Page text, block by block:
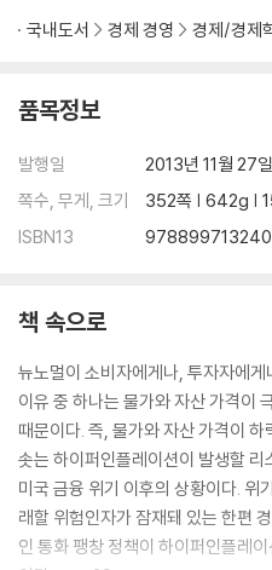
뉴노멀, 풀리지 않는 불균형
부익부 빈인빈, 경제적 불평등의 심화
개방에서 다시 보호주의로
잘못 알고 있는 경제 상식 7
가입하든 수익률도 같을까 / 5 역외
특약, 써먹으면 안 되는 이유
포스트 위기 시대의 투자 노하우 8
1 주식과 펀드, 어떻게 다를까 / 2 펀
케어하라 / 3 손실 난 펀드, 증여하
어렵지 않다 / 5 ‘안전 자산’ 채권에
을 떠라 / 7 기업의 수익성과 자금
국내도서 경제 경영 경제/경제
품목정보
발행일
2013년 11월 27일
쪽수, 무게, 크기
352쪽 | 642g |
ISBN13
책 속으로
뉴노멀이 소비자에게나, 투자자에
이유 중 하나는 물가와 자산 가격이
때문이다. 즉, 물가와 자산 가격이
솟는 하이퍼인플레이션이 발생할
미국 금융 위기 이후의 상황이다. 위
래할 위험인자가 잠재돼 있는 한편
인 통화 팽창 정책이 하이퍼인플레